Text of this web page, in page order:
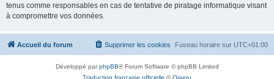
tenus comme responsables en cas de tentative de piratage informatique visant
à compromettre vos données.
Accueil du forum Fuseau horaire sur UTC+01:00
Supprimer les cookies
Développé parphpBB® Forum Software © phpBB Limited
Traduction française officielle ©Qiaeru